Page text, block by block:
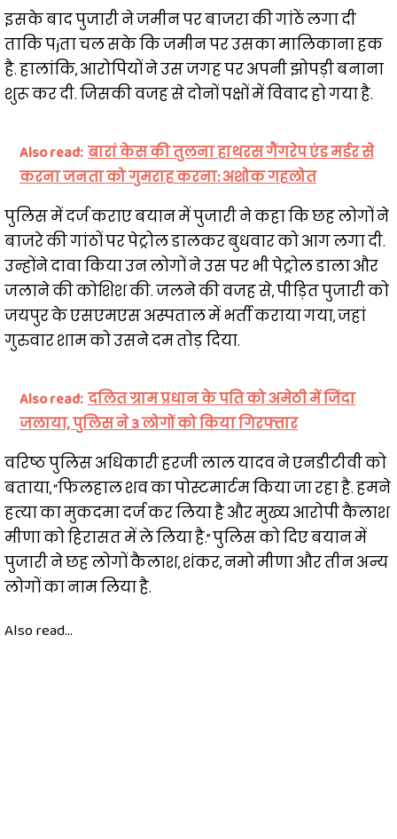
इसके बाद पुजारी ने जमीन पर बाजरा की गांठें लगा दी
ताकि पjता चल सके कि जमीन पर उसका मालिकाना हक
है. हालांकि, आरोपियों ने उस जगह पर अपनी झोपड़ी बनाना
शुरू कर दी. जिसकी वजह से दोनों पक्षों में विवाद हो गया है.
Also read: बारां केस की तुलना हाथरस गैंगरेप एंड मर्डर से
करना जनता को गुमराह करना: अशोक गहलोत
पुलिस में दर्ज कराए बयान में पुजारी ने कहा कि छह लोगों ने
बाजरे की गांठों पर पेट्रोल डालकर बुधवार को आग लगा दी.
उन्होंने दावा किया उन लोगों ने उस पर भी पेट्रोल डाला और
जलाने की कोशिश की. जलने की वजह से, पीड़ित पुजारी को
जयपुर के एसएमएस अस्पताल में भर्ती कराया गया, जहां
गुरुवार शाम को उसने दम तोड़ दिया.
Also read: दलित ग्राम प्रधान के पति को अमेठी में जिंदा
जलाया, पुलिस ने 3 लोगों को किया गिरफ्तार
वरिष्ठ पुलिस अधिकारी हरजी लाल यादव ने एनडीटीवी को
बताया, “फिलहाल शव का पोस्टमार्टम किया जा रहा है. हमने
हत्या का मुकदमा दर्ज कर लिया है और मुख्य आरोपी कैलाश
मीणा को हिरासत में ले लिया है.” पुलिस को दिए बयान में
पुजारी ने छह लोगों कैलाश, शंकर, नमो मीणा और तीन अन्य
लोगों का नाम लिया है.
Also read...